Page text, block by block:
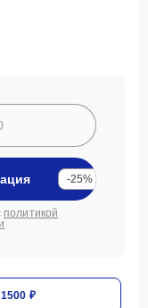
-25%
политикой
₽